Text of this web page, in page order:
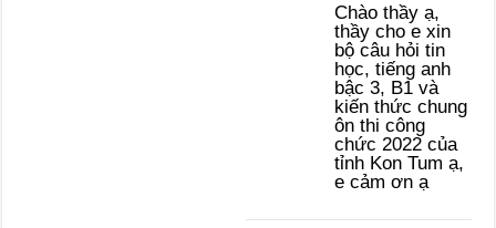
Chào thầy ạ,
thầy cho e xin
bộ câu hỏi tin
học, tiếng anh
bậc 3, B1 và
kiến thức chung
ôn thi công
chức 2022 của
tỉnh Kon Tum ạ,
e cảm ơn ạ